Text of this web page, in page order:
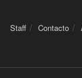
Staff Contacto